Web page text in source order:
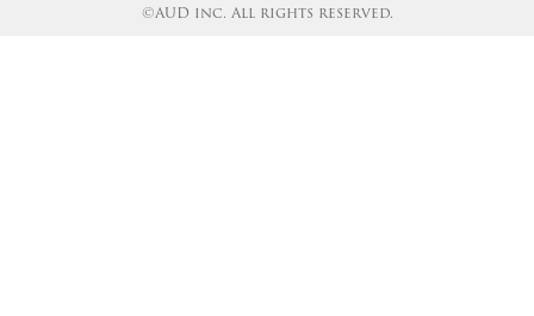
©AUD inc. All rights reserved.